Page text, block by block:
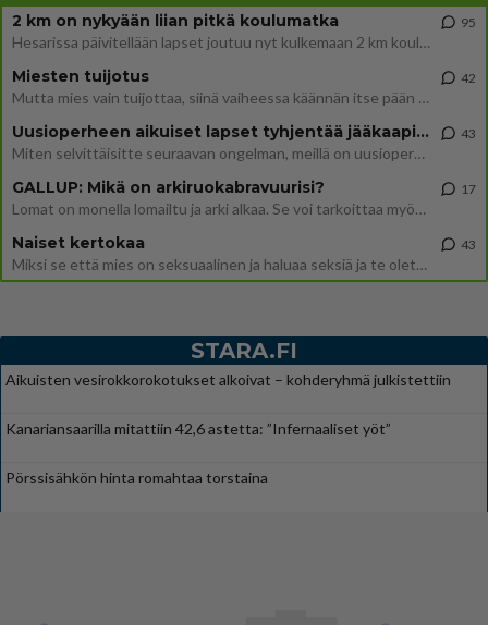
2 km on nykyään liian pitkä koulumatka
Hesarissa päivitellään lapset joutuu nyt kulkemaan 2 km kouluun jösses. Ruostefillarilla tuo matka menee vaikka miten äk
95
Miesten tuijotus
Mutta mies vain tuijottaa, siinä vaiheessa käännän itse pään pois. Mikä juttu? Yleensä jos joku tuijottaa tai katsoo, hä
42
Uusioperheen aikuiset lapset tyhjentää jääkaapin käydessään
Miten selvittäisitte seuraavan ongelman, meillä on uusioperhe, minulla teini-ikäiset lapset ja puolisolla aikuiset, jotk
43
GALLUP: Mikä on arkiruokabravuurisi?
Lomat on monella lomailtu ja arki alkaa. Se voi tarkoittaa myös sitä, että grillailut on grillattu ja palataan arjen ruo
17
Naiset kertokaa
Miksi se että mies on seksuaalinen ja haluaa seksiä ja te olette hänen mielestänne haluttava on vastenmielistä? Mikä sii
43
STARA.FI
Aikuisten vesirokkorokotukset alkoivat – kohderyhmä julkistettiin
Kanariansaarilla mitattiin 42,6 astetta: ”Infernaaliset yöt”
Pörssisähkön hinta romahtaa torstaina